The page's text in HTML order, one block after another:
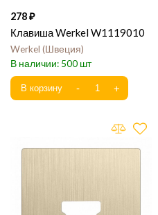
278
Клавиша Werkel W1119010
Werkel Швеция
500